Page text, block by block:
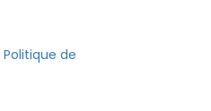
Politique de